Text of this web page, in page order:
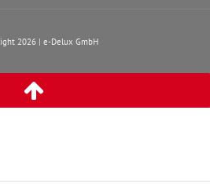
2026 | e-Delux GmbH